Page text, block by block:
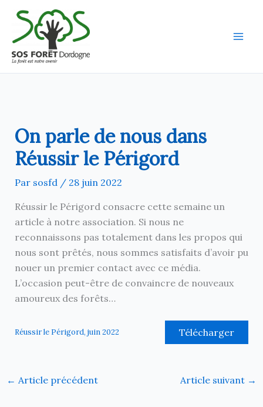
contenu
On parle de nous dans
Réussir le Périgord
Par sosfd / 28 juin 2022
Réussir le Périgord consacre cette semaine un
article à notre association. Si nous ne
reconnaissons pas totalement dans les propos qui
nous sont prêtés, nous sommes satisfaits d’avoir pu
nouer un premier contact avec ce média.
L’occasion peut-être de convaincre de nouveaux
amoureux des forêts…
Réussir le Périgord, juin 2022 Télécharger
← Article précédent Article suivant →